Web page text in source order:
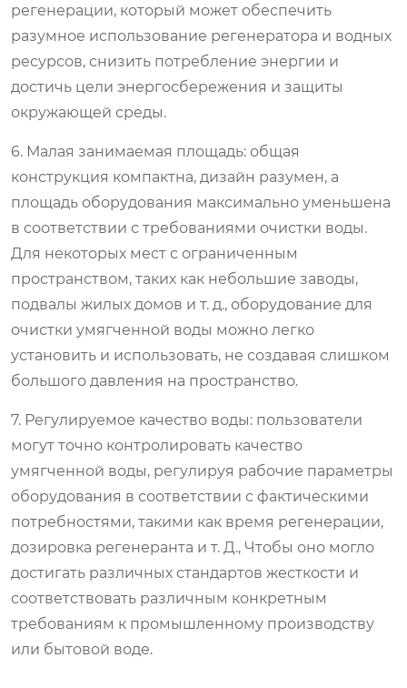
регенерации, который может обеспечить
разумное использование регенератора и водных
ресурсов, снизить потребление энергии и
достичь цели энергосбережения и защиты
окружающей среды.
6. Малая занимаемая площадь: общая
конструкция компактна, дизайн разумен, а
площадь оборудования максимально уменьшена
в соответствии с требованиями очистки воды.
Для некоторых мест с ограниченным
пространством, таких как небольшие заводы,
подвалы жилых домов и т. д., оборудование для
очистки умягченной воды можно легко
установить и использовать, не создавая слишком
большого давления на пространство.
7. Регулируемое качество воды: пользователи
могут точно контролировать качество
умягченной воды, регулируя рабочие параметры
оборудования в соответствии с фактическими
потребностями, такими как время регенерации,
дозировка регенеранта и т. Д., Чтобы оно могло
достигать различных стандартов жесткости и
соответствовать различным конкретным
требованиям к промышленному производству
или бытовой воде.